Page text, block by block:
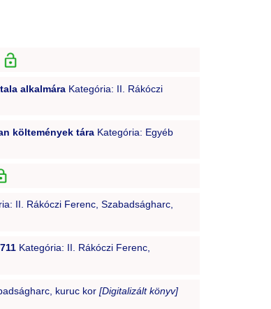
alkalmáraKategória: II. Rákóczi
költemények táraKategória: Egyéb
II. Rákóczi Ferenc, Szabadságharc,
Kategória: II. Rákóczi Ferenc,
kuruc kor [Digitalizált könyv]